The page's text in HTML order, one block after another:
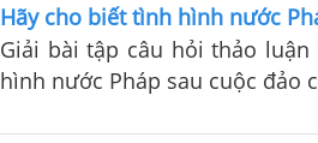
Hãy cho biết tình hình nước
Giải bài tập câu hỏi thảo luận
hình nước Pháp sau cuộc đảo